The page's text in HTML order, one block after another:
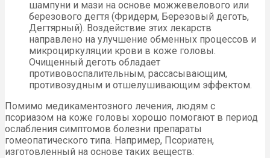
шампуни и мази на основе можжевелового или
березового дегтя (Фридерм, Березовый деготь,
Дегтярный). Воздействие этих лекарств
направлено на улучшение обменных процессов и
микроциркуляции крови в коже головы.
Очищенный деготь обладает
противовоспалительным, рассасывающим,
противозудным и отшелушивающим эффектом.
Помимо медикаментозного лечения, людям с
псориазом на коже головы хорошо помогают в период
ослабления симптомов болезни препараты
гомеопатического типа. Например, Псориатен,
изготовленный на основе таких веществ: